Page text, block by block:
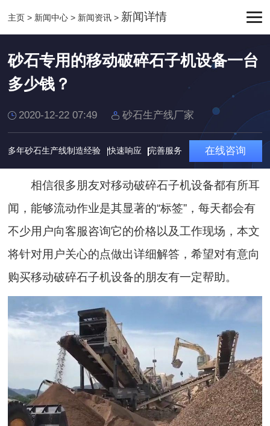
主页 > 新闻中心 > 新闻资讯 > 新闻详情
砂石专用的移动破碎石子机设备一台
多少钱？
2020-12-22 07:49 砂石生产线厂家
多年砂石生产线制造经验 快速响应 完善服务 在线咨询
相信很多朋友对移动破碎石子机设备都有所耳
闻，能够流动作业是其显著的“标签”，每天都会有
不少用户向客服咨询它的价格以及工作现场，本文
将针对用户关心的点做出详细解答，希望对有意向
购买移动破碎石子机设备的朋友有一定帮助。